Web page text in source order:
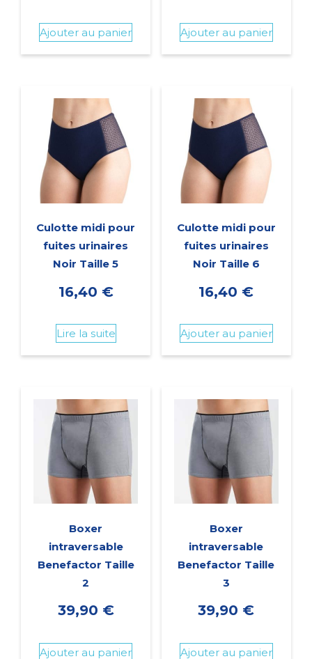
Ajouter au panier Ajouter au panier
Culotte midi pour
fuites urinaires
Noir Taille 5
16,40 €
Lire la suite
Culotte midi pour
fuites urinaires
Noir Taille 6
16,40 €
Ajouter au panier
Boxer
intraversable
Benefactor Taille
2
39,90 €
Ajouter au panier
Boxer
intraversable
Benefactor Taille
3
39,90 €
Ajouter au panier